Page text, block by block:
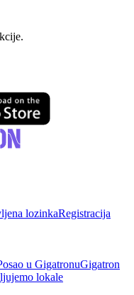
lozinkaRegistracija
u GigatronuGigatron
lokale